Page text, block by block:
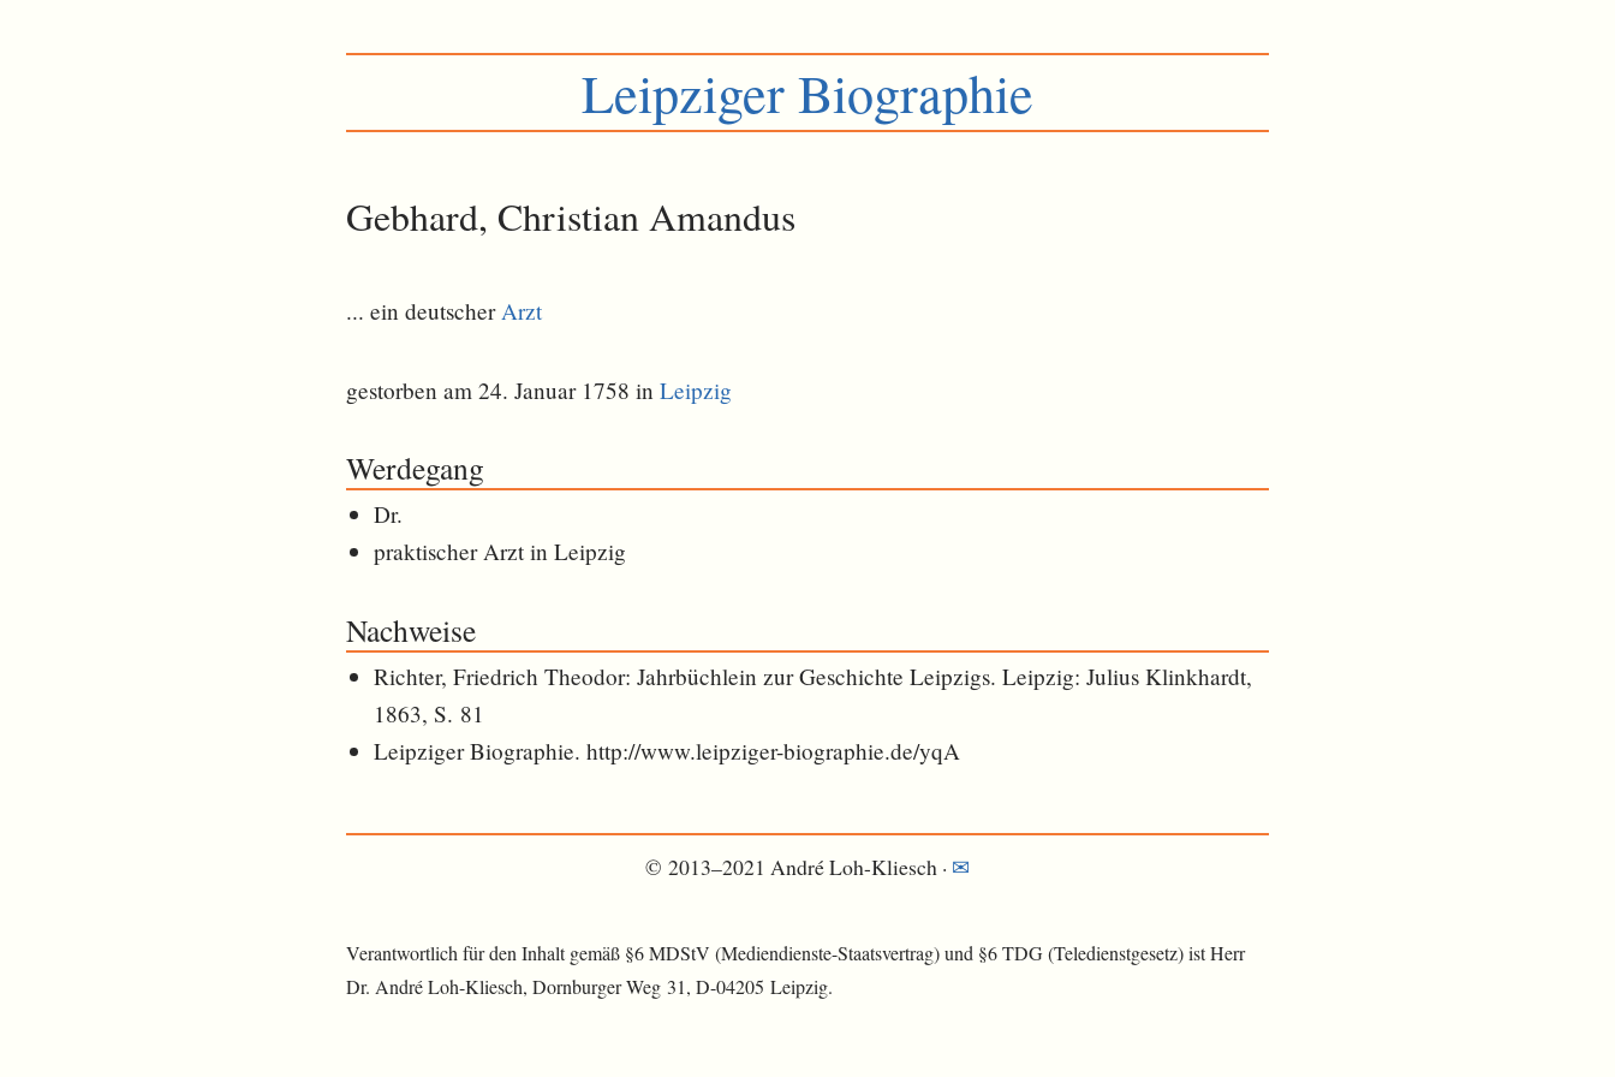
Leipziger Biographie
Gebhard, Christian Amandus
... ein deutscher Arzt
gestorben am 24. Januar 1758 in Leipzig
Werdegang
Dr.
praktischer Arzt in Leipzig
Nachweise
Richter, Friedrich Theodor: Jahrbüchlein zur Geschichte Leipzigs. Leipzig: Julius Klinkhardt,
1863, S. 81
Leipziger Biographie. http://www.leipziger-biographie.de/yqA
© 2013–2021 André Loh-Kliesch · ✉︎
Verantwortlich für den Inhalt gemäß §6 MDStV (Mediendienste-Staatsvertrag) und §6 TDG (Teledienstgesetz) ist Herr
Dr. André Loh-Kliesch, Dornburger Weg 31, D-04205 Leipzig.